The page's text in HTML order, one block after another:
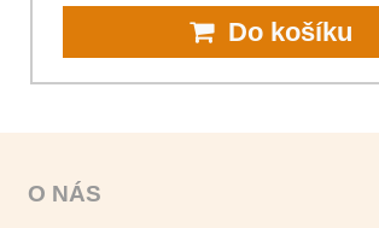
Do košíku
O NÁS